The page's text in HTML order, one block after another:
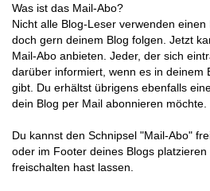
Was ist das Mail-Abo?
Nicht alle Blog-Leser verwenden
doch gern deinem Blog folgen. Jetzt
Mail-Abo anbieten. Jeder, der sich
darüber informiert, wenn es in deinem
gibt. Du erhältst übrigens ebenfalls
dein Blog per Mail abonnieren möchte.
Du kannst den Schnipsel "Mail-Abo"
oder im Footer deines Blogs
freischalten hast lassen.